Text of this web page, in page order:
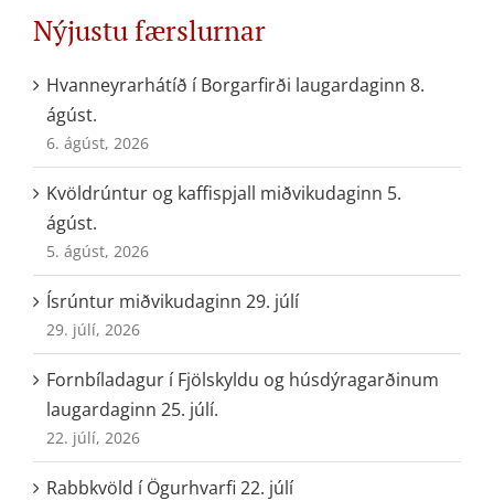
Nýjustu færslurnar
Hvanneyrarhátíð í Borgarfirði laugardaginn 8.
ágúst.
6. ágúst, 2026
Kvöldrúntur og kaffispjall miðvikudaginn 5.
ágúst.
5. ágúst, 2026
Ísrúntur miðvikudaginn 29. júlí
29. júlí, 2026
Fornbíladagur í Fjölskyldu og húsdýragarðinum
laugardaginn 25. júlí.
22. júlí, 2026
Rabbkvöld í Ögurhvarfi 22. júlí